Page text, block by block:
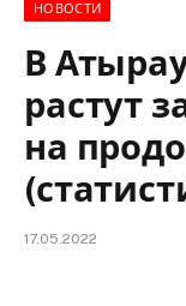
НОВОСТИ
В
растут
на
17.05.2022